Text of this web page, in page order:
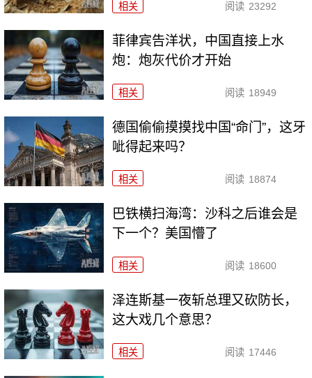
相关 阅读 23292
菲律宾告洋状，中国直接上水
炮：炮灰代价才开始
相关 阅读 18949
德国偷偷摸摸找中国“命门”，这牙
呲得起来吗？
相关 阅读 18874
巴铁横扫海湾：沙科之后谁会是
下一个？美国懵了
相关 阅读 18600
泽连斯基一夜斩总理又砍防长，
这大戏几个意思？
相关 阅读 17446